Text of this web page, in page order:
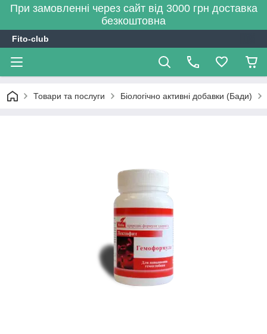
При замовленні через сайт від 3000 грн доставка
безкоштовна
Fito-club
Товари та послуги Біологічно активні добавки (Бади)